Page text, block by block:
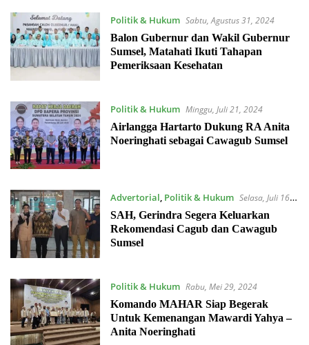
Politik & Hukum Sabtu, Agustus 31, 2024
Balon Gubernur dan Wakil Gubernur
Sumsel, Matahati Ikuti Tahapan
Pemeriksaan Kesehatan
Politik & Hukum Minggu, Juli 21, 2024
Airlangga Hartarto Dukung RA Anita
Noeringhati sebagai Cawagub Sumsel
Advertorial, Politik & Hukum Selasa, Juli 16,
2024
SAH, Gerindra Segera Keluarkan
Rekomendasi Cagub dan Cawagub
Sumsel
Politik & Hukum Rabu, Mei 29, 2024
Komando MAHAR Siap Begerak
Untuk Kemenangan Mawardi Yahya –
Anita Noeringhati